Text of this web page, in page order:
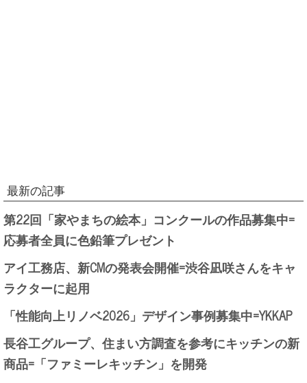
最新の記事
第22回「家やまちの絵本」コンクールの作品募集中=
応募者全員に色鉛筆プレゼント
アイ工務店、新CMの発表会開催=渋谷凪咲さんをキャ
ラクターに起用
「性能向上リノベ2026」デザイン事例募集中=YKKAP
長谷工グループ、住まい方調査を参考にキッチンの新
商品=「ファミーレキッチン」を開発